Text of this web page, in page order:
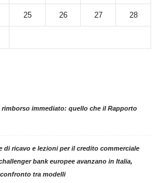
25 26 27 28
rimborso immediato: quello che il Rapporto
di ricavo e lezioni per il credito commerciale
bank europee avanzano in Italia,
tra modelli